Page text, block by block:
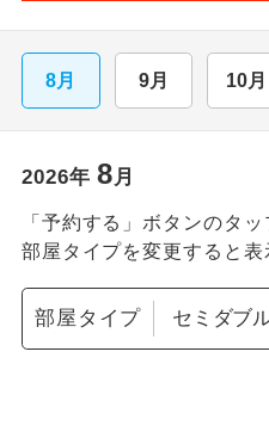
8月 9月 10月
2026年 8月
「予約する」ボタンのタ
部屋タイプを変更すると表
部屋タイプ